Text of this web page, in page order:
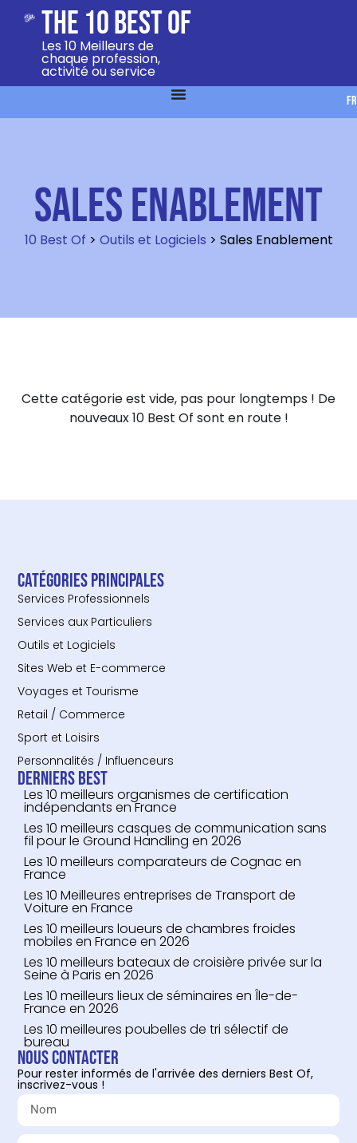
The 10 Best Of
Les 10 Meilleurs de
chaque profession,
activité ou service
FR
Sales Enablement
10 Best Of > Outils et Logiciels > Sales Enablement
Cette catégorie est vide, pas pour longtemps ! De
nouveaux 10 Best Of sont en route !
Catégories principales
Services Professionnels
Services aux Particuliers
Outils et Logiciels
Sites Web et E-commerce
Voyages et Tourisme
Retail / Commerce
Sport et Loisirs
Personnalités / Influenceurs
Derniers Best
Les 10 meilleurs organismes de certification
indépendants en France
Les 10 meilleurs casques de communication sans
fil pour le Ground Handling en 2026
Les 10 meilleurs comparateurs de Cognac en
France
Les 10 Meilleures entreprises de Transport de
Voiture en France
Les 10 meilleurs loueurs de chambres froides
mobiles en France en 2026
Les 10 meilleurs bateaux de croisière privée sur la
Seine à Paris en 2026
Les 10 meilleurs lieux de séminaires en Île-de-
France en 2026
Les 10 meilleures poubelles de tri sélectif de
bureau
Nous contacter
Pour rester informés de l'arrivée des derniers Best Of,
inscrivez-vous !